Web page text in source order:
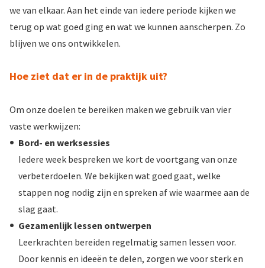
we van elkaar. Aan het einde van iedere periode kijken we
terug op wat goed ging en wat we kunnen aanscherpen. Zo
blijven we ons ontwikkelen.
Hoe ziet dat er in de praktijk uit?
Om onze doelen te bereiken maken we gebruik van vier
vaste werkwijzen:
Bord- en werksessies
Iedere week bespreken we kort de voortgang van onze
verbeterdoelen. We bekijken wat goed gaat, welke
stappen nog nodig zijn en spreken af wie waarmee aan de
slag gaat.
Gezamenlijk lessen ontwerpen
Leerkrachten bereiden regelmatig samen lessen voor.
Door kennis en ideeën te delen, zorgen we voor sterk en